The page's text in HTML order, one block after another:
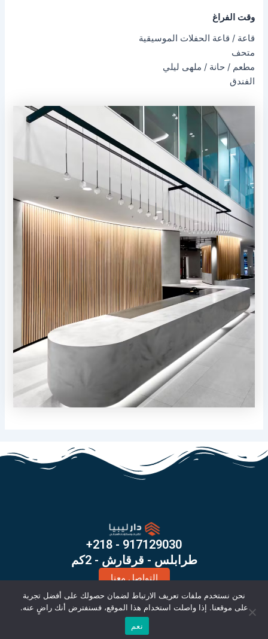
وقت الفراغ
قاعة / قاعة الحفلات الموسيقية
متحف
مطعم / حانة / ملهى ليلي
الفندق
+218 - 917129030
طرابلس - قرقارش - 2كم
التواصل معنا
I
n
X
-
نحن نستخدم ملفات تعريف الارتباط لضمان حصولك على أفضل تجربة
على موقعنا. إذا واصلت استخدام هذا الموقع، فسنفترض أنك راضٍ عنه.
نعم